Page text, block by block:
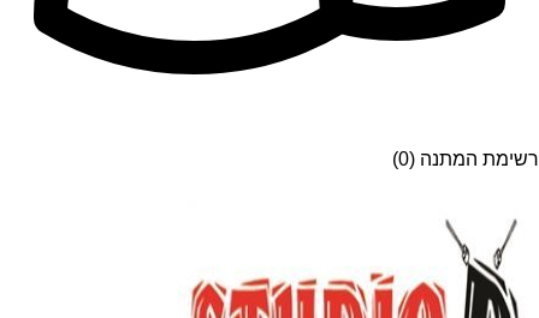
רשימת המתנה (0)